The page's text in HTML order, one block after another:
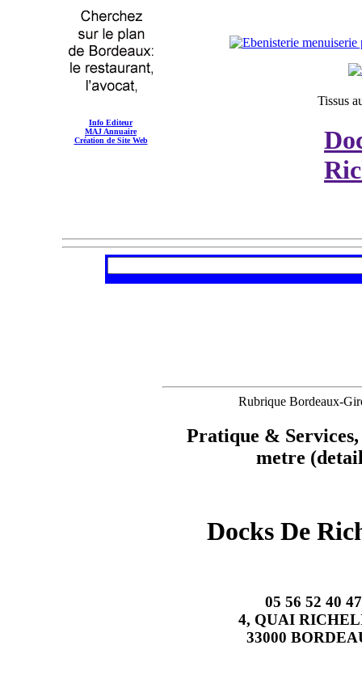
Info Editeur
MAJ Annuaire
Création de Site Web
Tissus
Rubrique Bordeaux-
Pratique & Services,
metre
Docks De
05 56 52 40 47
4, QUAI
33000